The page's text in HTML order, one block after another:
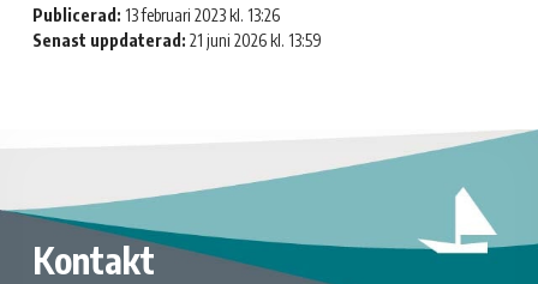
post
Publicerad: 13 februari 2023 kl. 13:26
Senast uppdaterad: 21 juni 2026 kl. 13:59
Kontakt